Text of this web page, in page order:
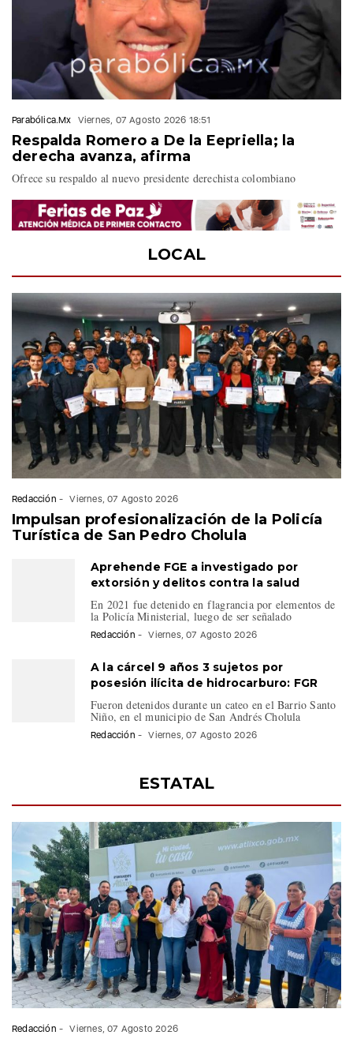
Parabólica.Mx Viernes, 07 Agosto 2026 18:51
Respalda Romero a De la Eepriella; la
derecha avanza, afirma
Ofrece su respaldo al nuevo presidente derechista colombiano
LOCAL
Redacción - Viernes, 07 Agosto 2026
Impulsan profesionalización de la Policía
Turística de San Pedro Cholula
Aprehende FGE a investigado por
extorsión y delitos contra la salud
En 2021 fue detenido en flagrancia por elementos de
la Policía Ministerial, luego de ser señalado
Redacción - Viernes, 07 Agosto 2026
A la cárcel 9 años 3 sujetos por
posesión ilícita de hidrocarburo: FGR
Fueron detenidos durante un cateo en el Barrio Santo
Niño, en el municipio de San Andrés Cholula
Redacción - Viernes, 07 Agosto 2026
ESTATAL
Redacción - Viernes, 07 Agosto 2026